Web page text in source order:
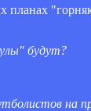
планах
будут?
на